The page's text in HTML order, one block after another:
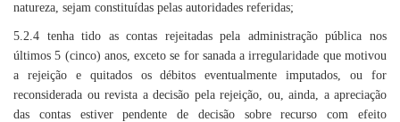
natureza, sejam constituídas pelas autoridades referidas;
5.2.4 tenha tido as contas rejeitadas pela administração pública nos
últimos 5 (cinco) anos, exceto se for sanada a irregularidade que motivou
a rejeição e quitados os débitos eventualmente imputados, ou for
reconsiderada ou revista a decisão pela rejeição, ou, ainda, a apreciação
das contas estiver pendente de decisão sobre recurso com efeito